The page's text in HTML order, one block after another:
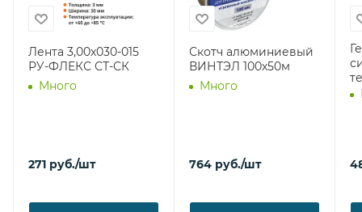
Лента 3,00х030-015
РУ-ФЛЕКС СТ-СК
Много
271 руб./шт
Скотч алюминиевый
ВИНТЭЛ 100х50м
Много
764 руб./шт